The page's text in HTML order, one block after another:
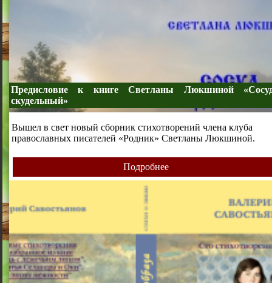
Предисловие к книге Светланы Люкшиной
скудельный»
Вышел в свет новый сборник стихотворений члена клуба
православных писателей «Родник» Светланы Люкшиной.
Подробнее